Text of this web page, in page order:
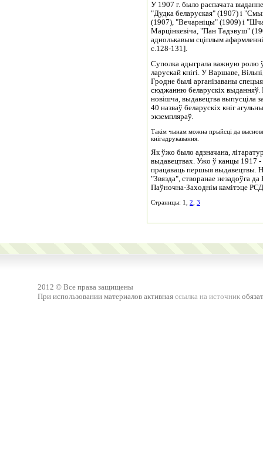
У 1907 г. было распачата
"Дудка беларуская" (1907) і
(1907), "Вечарніцы" (1909) і
Марцінкевіча, "Пан Тадэвуш"
аднолькавым сціплым
с.128-131].
Суполка адыграла важную ролю
ларускай кнігі. У Варшаве,
Гродне былі арганізаваны
сюджанню беларускіх выданняў.
новішча, выдавецтва выпусціла
40 назваў беларускіх кніг
экземпляраў.
Такім чынам можна прыйсці да
кнігадрукавання.
Як ўжо было адзначана,
выдавецтвах. Ужо ў канцы 1917 -
працаваць першыя выдавецтвы.
"Звязда", створанае незадоўга
Паўночна-Заходнім камітэце
Страницы: 1, 2 3
2012 © Все права защищены
При использовании материалов активная ссылка на источник